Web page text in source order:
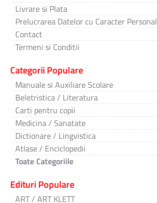
Livrare si Plata
Prelucrarea Datelor cu Caracter Personal
Contact
Termeni si Conditii
Categorii Populare
Manuale si Auxiliare Scolare
Beletristica / Literatura
Carti pentru copii
Medicina / Sanatate
Dictionare / Lingvistica
Atlase / Enciclopedii
Toate Categoriile
Edituri Populare
ART / ART KLETT